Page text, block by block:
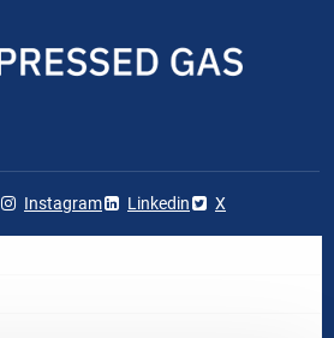
Instagram Linkedin X